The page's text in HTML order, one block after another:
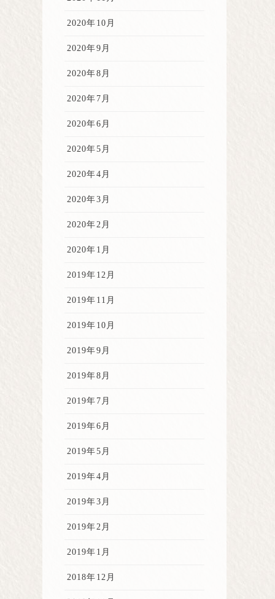
2020年10月
2020年9月
2020年8月
2020年7月
2020年6月
2020年5月
2020年4月
2020年3月
2020年2月
2020年1月
2019年12月
2019年11月
2019年10月
2019年9月
2019年8月
2019年7月
2019年6月
2019年5月
2019年4月
2019年3月
2019年2月
2019年1月
2018年12月